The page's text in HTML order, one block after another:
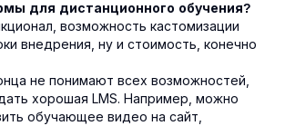
для дистанционного обучения?
возможность кастомизации
внедрения, ну и стоимость, конечно
не понимают всех возможностей,
хорошая LMS. Например, можно
обучающее видео на сайт,